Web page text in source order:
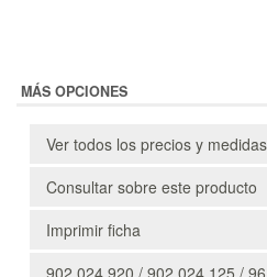
MÁS OPCIONES
Ver todos los precios y medidas
Consultar sobre este producto
Imprimir ficha
902 024 920 / 902 024 125 /